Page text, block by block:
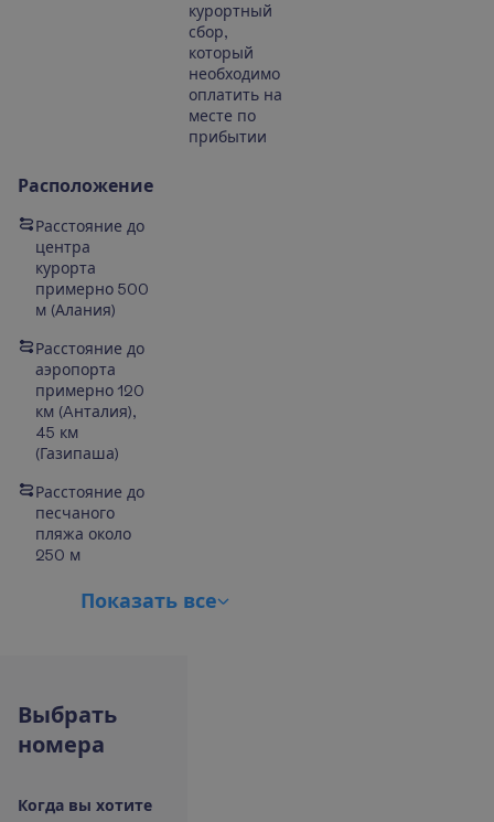
курортный
сбор,
который
необходимо
оплатить на
месте по
прибытии
Расположение
Расстояние до
центра
курорта
примерно 500
м (Алания)
Расстояние до
аэропорта
примерно 120
км (Aнталия),
45 км
(Газипаша)
Расстояние до
песчаного
пляжа около
250 м
Показать все
Выбрать
номера
Когда вы хотите